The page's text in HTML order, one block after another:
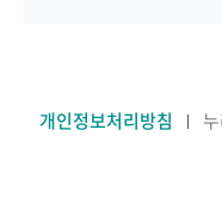
개인정보처리방침